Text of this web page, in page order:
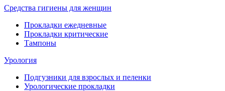
Средства гигиены для женщин
Прокладки ежедневные
Прокладки критические
Тампоны
Урология
Подгузники для взрослых и пеленки
Урологические прокладки